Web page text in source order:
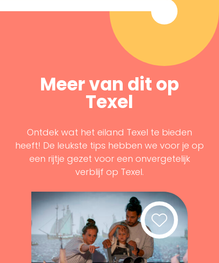
Meer van dit op
Texel
Ontdek wat het eiland Texel te bieden
heeft! De leukste tips hebben we voor je op
een rijtje gezet voor een onvergetelijk
verblijf op Texel.